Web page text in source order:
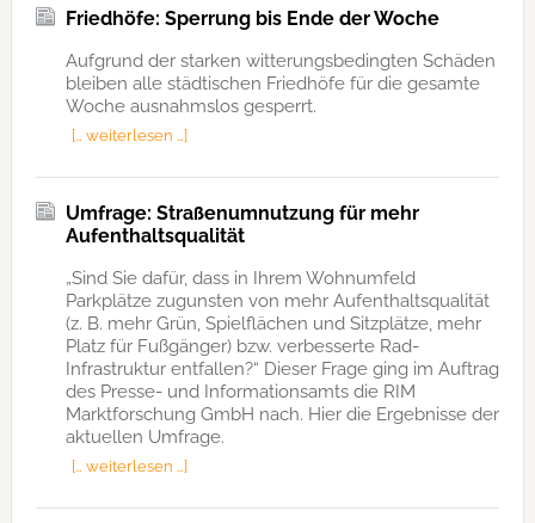
Friedhöfe: Sperrung bis Ende der Woche
Aufgrund der starken witterungsbedingten Schäden
bleiben alle städtischen Friedhöfe für die gesamte
Woche ausnahmslos gesperrt.
[… weiterlesen …]
Umfrage: Straßenumnutzung für mehr
Aufenthaltsqualität
„Sind Sie dafür, dass in Ihrem Wohnumfeld
Parkplätze zugunsten von mehr Aufenthaltsqualität
(z. B. mehr Grün, Spielflächen und Sitzplätze, mehr
Platz für Fußgänger) bzw. verbesserte Rad-
Infrastruktur entfallen?“ Dieser Frage ging im Auftrag
des Presse- und Informationsamts die RIM
Marktforschung GmbH nach. Hier die Ergebnisse der
aktuellen Umfrage.
[… weiterlesen …]